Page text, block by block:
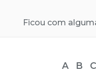
Ficou com
A B